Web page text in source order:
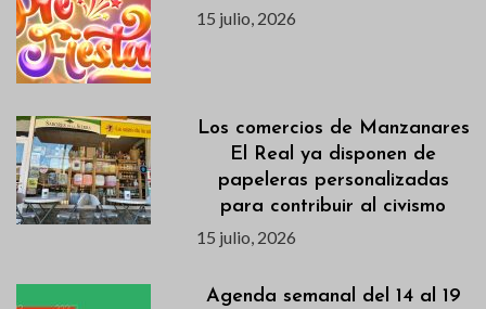
15 julio, 2026
Los comercios de Manzanares
El Real ya disponen de
papeleras personalizadas
para contribuir al civismo
15 julio, 2026
Agenda semanal del 14 al 19